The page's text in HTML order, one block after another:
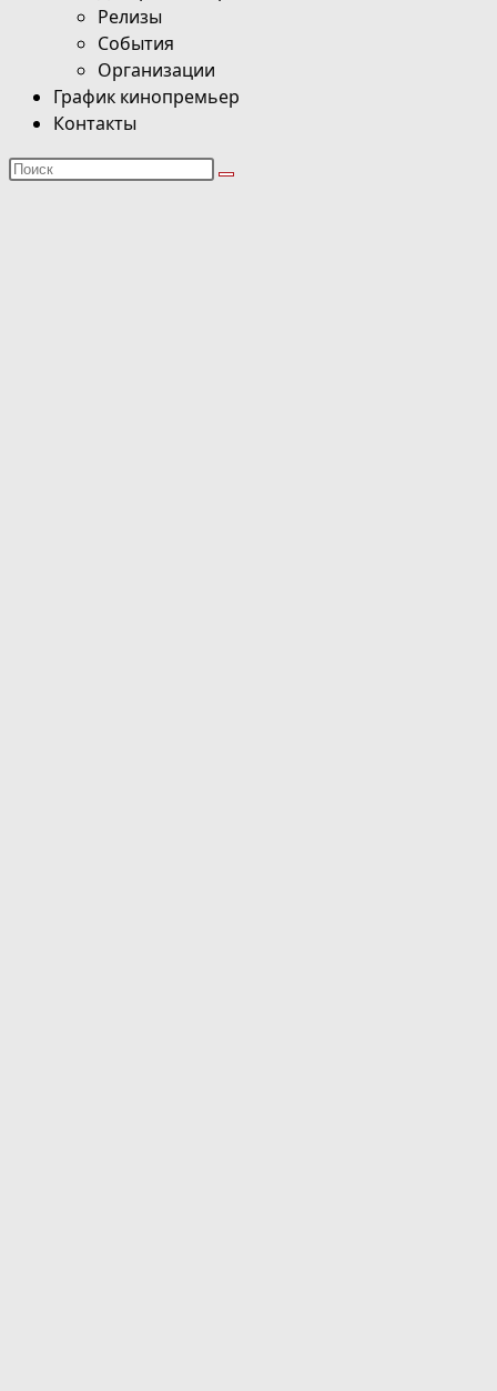
Релизы
События
Организации
График кинопремьер
Контакты
Поиск